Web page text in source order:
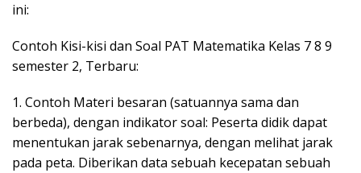
ini:
Contoh Kisi-kisi dan Soal PAT Matematika Kelas 7 8 9
semester 2, Terbaru:
1. Contoh Materi besaran (satuannya sama dan
berbeda), dengan indikator soal: Peserta didik dapat
menentukan jarak sebenarnya, dengan melihat jarak
pada peta. Diberikan data sebuah kecepatan sebuah